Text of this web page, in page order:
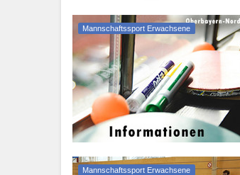
Mannschaftssport Erwachsene
Mannschaftssport Erwachsene